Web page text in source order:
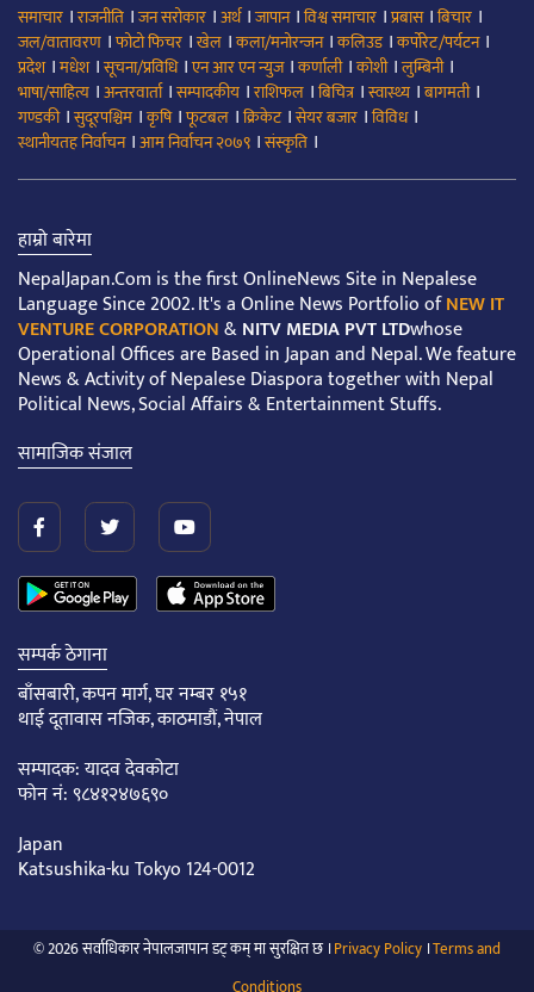
समाचार ।राजनीति ।जन सरोकार ।अर्थ।जापान।विश्व समाचार ।प्रबास।बिचार ।
जल/वातावरण ।फोटो फिचर ।खेल ।कला/मनोरन्जन।कलिउड।कर्पोरेट/पर्यटन।
प्रदेश।मधेश।सूचना/प्रविधि।एन आर एन न्युज।कर्णाली।कोशी।लुम्बिनी।
भाषा/साहित्य ।अन्तरवार्ता।सम्पादकीय ।राशिफल ।बिचित्र।स्वास्थ्य ।बागमती।
गण्डकी।सुदूरपश्चिम ।कृषि।फूटबल ।क्रिकेट।सेयर बजार ।विविध।
स्थानीयतह निर्वाचन।आम निर्वाचन २०७९ ।संस्कृति ।
हाम्रो बारेमा
NepalJapan.Com is the first OnlineNews Site in Nepalese
Language Since 2002. It's a Online News Portfolio ofNEW IT
VENTURE CORPORATION&NITV MEDIA PVT LTDwhose
Operational Offices are Based in Japan and Nepal. We feature
News & Activity of Nepalese Diaspora together with Nepal
Political News, Social Affairs & Entertainment Stuffs.
सामाजिक संजाल
सम्पर्क ठेगाना
बाँसबारी, कपन मार्ग, घर नम्बर १५१
थाई दूतावास नजिक, काठमाडौं, नेपाल
सम्पादक: यादव देवकोटा
फोन नं: ९८४१२४७६९०
Japan
Katsushika-ku Tokyo 124-0012
© 2026 सर्वाधिकार नेपालजापान डट् कम् मा सुरक्षित छ ।Privacy Policy ।Terms and
Conditions